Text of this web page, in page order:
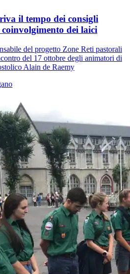
il tempo dei consigli
dei laici
del progetto Zone Reti pastorali
del 17 ottobre degli animatori di
Alain de Raemy